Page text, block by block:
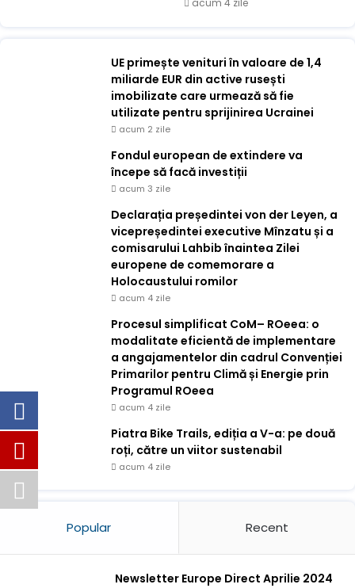
acum 4 zile
UE primește venituri în valoare de 1,4
miliarde EUR din active rusești
imobilizate care urmează să fie
utilizate pentru sprijinirea Ucrainei
acum 2 zile
Fondul european de extindere va
începe să facă investiții
acum 3 zile
Declarația președintei von der Leyen, a
vicepreședintei executive Mînzatu și a
comisarului Lahbib înaintea Zilei
europene de comemorare a
Holocaustului romilor
acum 4 zile
Procesul simplificat CoM– ROeea: o
modalitate eficientă de implementare
a angajamentelor din cadrul Convenției
Primarilor pentru Climă și Energie prin
Programul ROeea
acum 4 zile
Piatra Bike Trails, ediția a V-a: pe două
roți, către un viitor sustenabil
acum 4 zile
Popular Recent
Newsletter Europe Direct Aprilie 2024